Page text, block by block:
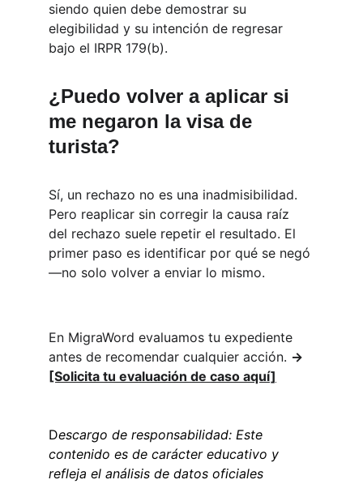
siendo quien debe demostrar su
elegibilidad y su intención de regresar
bajo el IRPR 179(b).
¿Puedo volver a aplicar si
me negaron la visa de
turista?
Sí, un rechazo no es una inadmisibilidad.
Pero reaplicar sin corregir la causa raíz
del rechazo suele repetir el resultado. El
primer paso es identificar por qué se negó
—no solo volver a enviar lo mismo.
En MigraWord evaluamos tu expediente
antes de recomendar cualquier acción. →
[Solicita tu evaluación de caso aquí]
Descargo de responsabilidad: Este
contenido es de carácter educativo y
refleja el análisis de datos oficiales